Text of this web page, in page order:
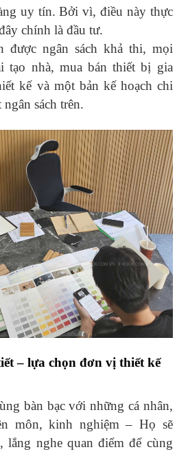
uy tín. Bởi vì, điều này thực
chính là đầu tư.
được ngân sách khả thi, mọi
tạo nhà, mua bán thiết bị gia
kế và một bản kế hoạch chi
sách trên.
– lựa chọn đơn vị thiết kế
bàn bạc với những cá nhân,
môn, kinh nghiệm – Họ sẽ
lắng nghe quan điểm để cùng